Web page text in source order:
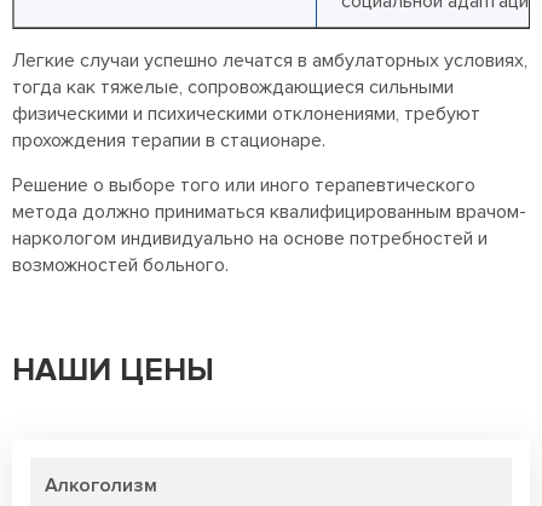
Легкие случаи успешно лечатся в амбулаторных условиях,
тогда как тяжелые, сопровождающиеся сильными
физическими и психическими отклонениями, требуют
прохождения терапии в стационаре.
Решение о выборе того или иного терапевтического
метода должно приниматься квалифицированным врачом-
наркологом индивидуально на основе потребностей и
возможностей больного.
НАШИ ЦЕНЫ
Алкоголизм